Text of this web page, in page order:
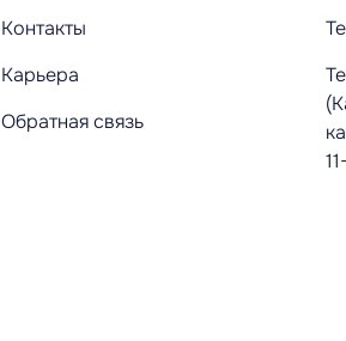
Контакты
Карьера
Обратная связь